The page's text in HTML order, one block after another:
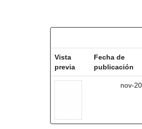
Vista
previa
Fecha de
publicación
nov-